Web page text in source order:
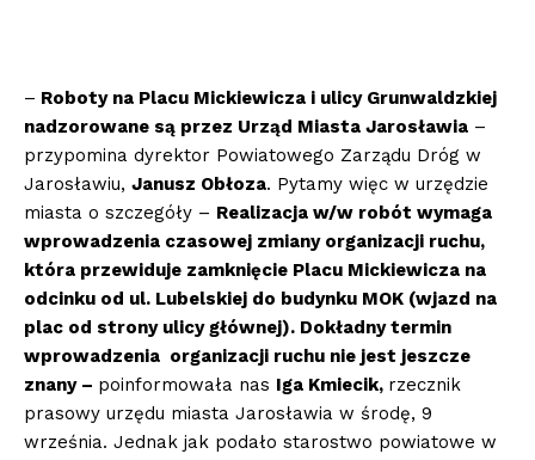
– Roboty na Placu Mickiewicza i ulicy Grunwaldzkiej
nadzorowane są przez Urząd Miasta Jarosławia –
przypomina dyrektor Powiatowego Zarządu Dróg w
Jarosławiu, Janusz Obłoza. Pytamy więc w urzędzie
miasta o szczegóły – Realizacja w/w robót wymaga
wprowadzenia czasowej zmiany organizacji ruchu,
która przewiduje zamknięcie Placu Mickiewicza na
odcinku od ul. Lubelskiej do budynku MOK (wjazd na
plac od strony ulicy głównej). Dokładny termin
wprowadzenia organizacji ruchu nie jest jeszcze
znany – poinformowała nas Iga Kmiecik, rzecznik
prasowy urzędu miasta Jarosławia w środę, 9
września. Jednak jak podało starostwo powiatowe w